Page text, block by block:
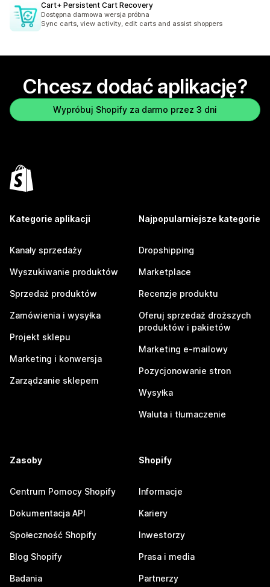
Cart+ Persistent Cart Recovery
Dostępna darmowa wersja próbna
Sync carts, view activity, edit carts and assist shoppers
Chcesz dodać aplikację?
Wypróbuj Shopify za darmo przez 3 dni
Kategorie aplikacji
Kanały sprzedaży
Wyszukiwanie produktów
Sprzedaż produktów
Zamówienia i wysyłka
Projekt sklepu
Marketing i konwersja
Zarządzanie sklepem
Najpopularniejsze kategorie
Dropshipping
Marketplace
Recenzje produktu
Oferuj sprzedaż droższych
produktów i pakietów
Marketing e-mailowy
Pozycjonowanie stron
Wysyłka
Waluta i tłumaczenie
Zasoby
Centrum Pomocy Shopify
Dokumentacja API
Społeczność Shopify
Blog Shopify
Badania
Shopify
Informacje
Kariery
Inwestorzy
Prasa i media
Partnerzy